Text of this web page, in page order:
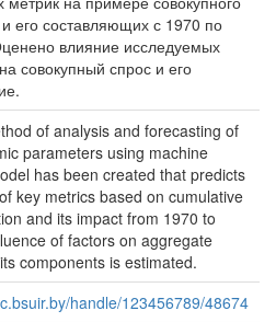
его составляющих с 1970 по
влияние исследуемых
совокупный спрос и его
of analysis and forecasting of
parameters using machine
has been created that predicts
key metrics based on cumulative
and its impact from 1970 to
of factors on aggregate
components is estimated.
handle/123456789/48674